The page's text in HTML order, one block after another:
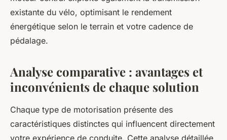
existante du vélo, optimisant le rendement
énergétique selon le terrain et votre cadence de
pédalage.
Analyse comparative : avantages et
inconvénients de chaque solution
Chaque type de motorisation présente des
caractéristiques distinctes qui influencent directement